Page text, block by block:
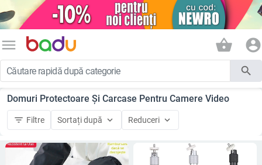
menu shopping_basket account_circle
search
Domuri Protectoare Și Carcase Pentru Camere Video
filter_list Filtre Sortați după keyboard_arrow_down Reduceri keyboard_arrow_down